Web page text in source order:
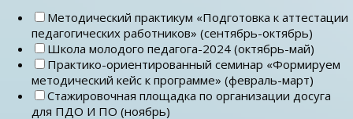
Методический практикум «Подготовка к аттестации
педагогических работников» (сентябрь-октябрь)
Школа молодого педагога-2024 (октябрь-май)
Практико-ориентированный семинар «Формируем
методический кейс к программе» (февраль-март)
Стажировочная площадка по организации досуга
для ПДО И ПО (ноябрь)